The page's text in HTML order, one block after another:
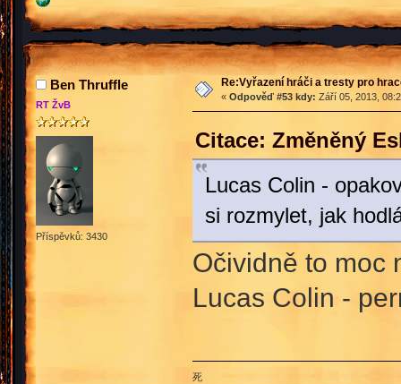
Ben Thruffle
RT ŽvB
Příspěvků: 3430
Re:Vyřazení hráči a tresty pro
« Odpověď #53 kdy: Září 05, 2013,
Citace: Změněný
Lucas Colin -
si rozmylet, jak
Očividně to moc
Lucas Colin -
死